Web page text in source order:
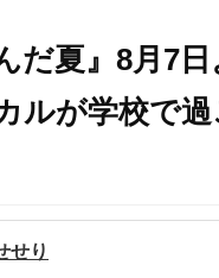
だ夏』8月7
ルが学校で
せり